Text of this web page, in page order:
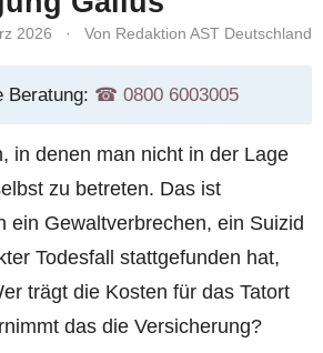
2026 · Von Redaktion AST Deutschland
Beratung: ☎︎ 0800 6003005
in denen man nicht in der Lage
zu betreten. Das ist
ein Gewaltverbrechen, ein Suizid
Todesfall stattgefunden hat,
trägt die Kosten für das Tatort
das die Versicherung?